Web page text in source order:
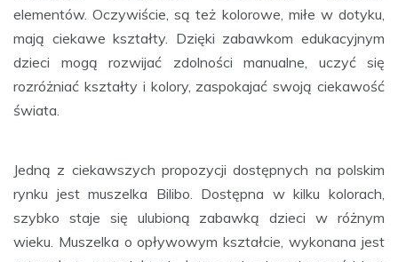
elementów. Oczywiście, są też kolorowe, miłe w dotyku,
mają ciekawe kształty. Dzięki zabawkom edukacyjnym
dzieci mogą rozwijać zdolności manualne, uczyć się
rozróżniać kształty i kolory, zaspokajać swoją ciekawość
świata.
Jedną z ciekawszych propozycji dostępnych na polskim
rynku jest muszelka Bilibo. Dostępna w kilku kolorach,
szybko staje się ulubioną zabawką dzieci w różnym
wieku. Muszelka o opływowym kształcie, wykonana jest